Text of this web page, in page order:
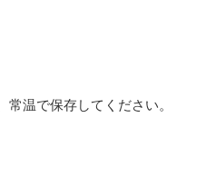
温で保存してください。